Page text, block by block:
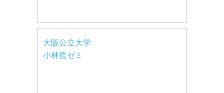
大阪公立大学
小林哲ゼミ